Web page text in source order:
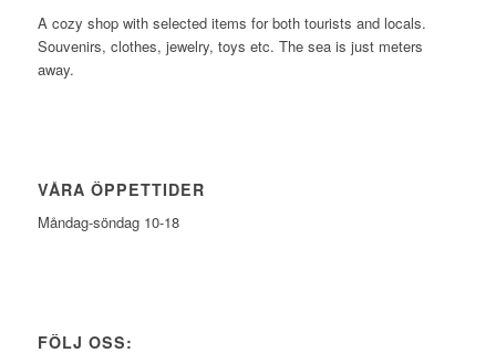
A cozy shop with selected items for both tourists and locals.
Souvenirs, clothes, jewelry, toys etc. The sea is just meters
away.
VÅRA ÖPPETTIDER
Måndag-söndag 10-18
FÖLJ OSS: